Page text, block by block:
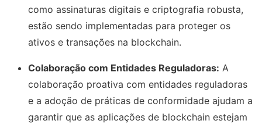
como assinaturas digitais e criptografia robusta,
estão sendo implementadas para proteger os
ativos e transações na blockchain.
Colaboração com Entidades Reguladoras: A
colaboração proativa com entidades reguladoras
e a adoção de práticas de conformidade ajudam a
garantir que as aplicações de blockchain estejam